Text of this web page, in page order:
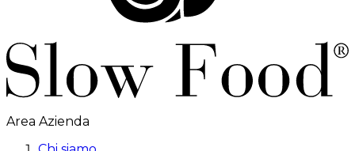
Area Azienda